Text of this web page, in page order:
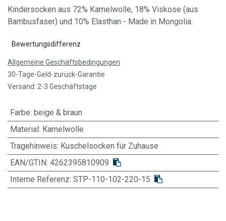
Kindersocken aus 72% Kamelwolle, 18% Viskose (aus
Bambusfaser) und 10% Elasthan - Made in Mongolia.
Bewertungsdifferenz
Allgemeine Geschäftsbedingungen
30-Tage-Geld-zurück-Garantie
Versand: 2-3 Geschäftstage
Farbe: beige & braun
Material : Kamelwolle
Tragehinweis: Kuschelsocken für Zuhause
EAN/GTIN: 4262395810909
Interne Referenz: STP-110-102-220-15